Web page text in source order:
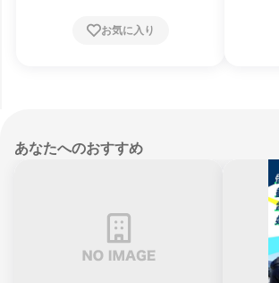
お気に入り
あなたへのおすすめ